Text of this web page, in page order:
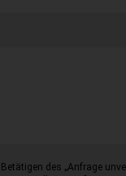
des „Anfrage